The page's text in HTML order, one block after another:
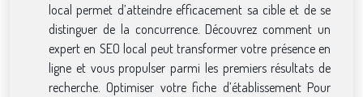
local permet d’atteindre efficacement sa cible et de se
distinguer de la concurrence. Découvrez comment un
expert en SEO local peut transformer votre présence en
ligne et vous propulser parmi les premiers résultats de
recherche. Optimiser votre fiche d’établissement Pour